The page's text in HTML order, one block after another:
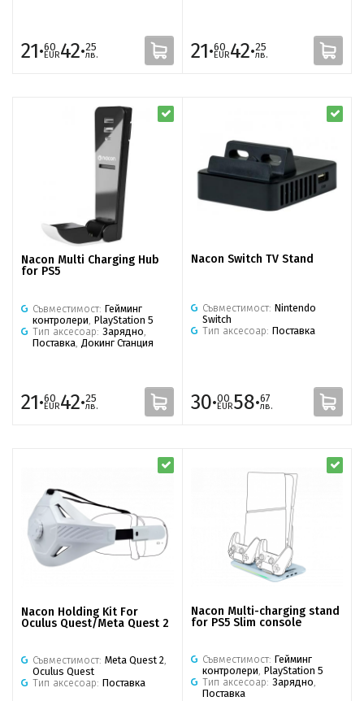
21·60
EUR42·25
лв. 21·60
EUR42·25
лв.
Nacon Multi Charging Hub
for PS5
Съвместимост: Гейминг
контролери PlayStation 5
Тип аксесоар: Зарядно
Поставка Докинг Станция
21·60
EUR42·25
лв.
Nacon Switch TV Stand
Съвместимост: Nintendo
Switch
Тип аксесоар: Поставка
30·00
EUR58·67
лв.
Nacon Holding Kit For
Oculus Quest/Meta Quest 2
Съвместимост: Meta Quest 2,
Oculus Quest
Тип аксесоар: Поставка
Nacon Multi-charging stand
for PS5 Slim console
Съвместимост: Гейминг
контролери, PlayStation 5
Тип аксесоар: Зарядно,
Поставка